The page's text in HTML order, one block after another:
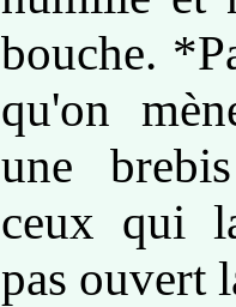
bouche.
qu'on
une
ceux qui
pas ouvert